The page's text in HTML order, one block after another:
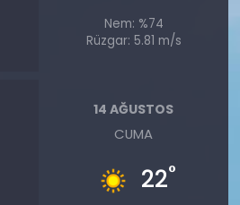
Nem: %74
Rüzgar: 5.81 m/s
14 AĞUSTOS
CUMA
22°